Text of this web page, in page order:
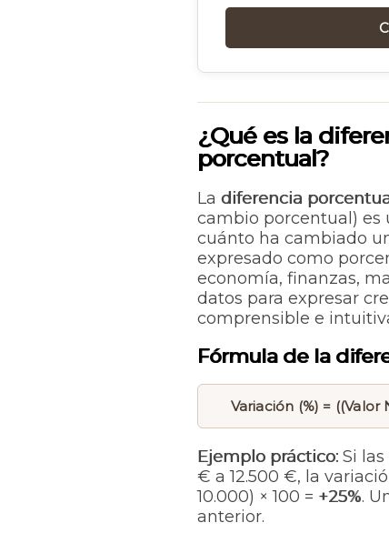
¿Qué es la
porcentual?
La diferencia
cambio porcentual)
cuánto ha cambiado
expresado como
economía, finanzas,
datos para expresar
comprensible e
Fórmula de la
Variación (%) =
Ejemplo práctico: Si
€ a 12.500 €, la
10.000) × 100 = +25%.
anterior.